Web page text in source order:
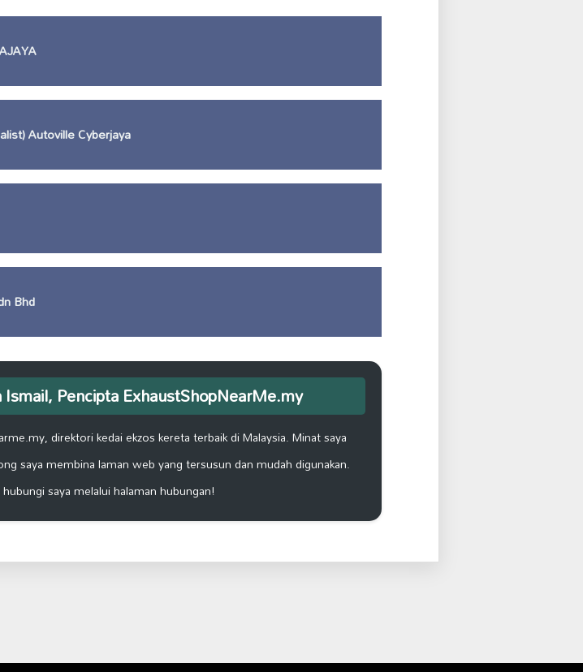
Autoville Cyberjaya
Bhd
Ismail, Pencipta ExhaustShopNearMe.my
direktori kedai ekzos kereta terbaik di Malaysia. Minat saya
saya membina laman web yang tersusun dan mudah digunakan.
saya melalui halaman hubungan!